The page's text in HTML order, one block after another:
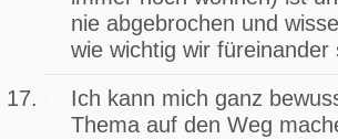
nie abgebrochen und
wie wichtig wir füreinander
Ich kann mich ganz
Thema auf den Weg